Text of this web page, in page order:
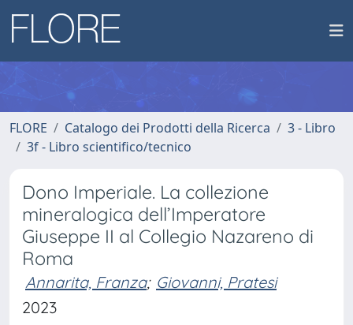
FLORE Catalogo dei Prodotti della Ricerca
3 - Libro
3f - Libro scientifico/tecnico
Dono Imperiale. La collezione
mineralogica dell’Imperatore
Giuseppe II al Collegio Nazareno di
Roma
Annarita, Franza; Giovanni, Pratesi
2023